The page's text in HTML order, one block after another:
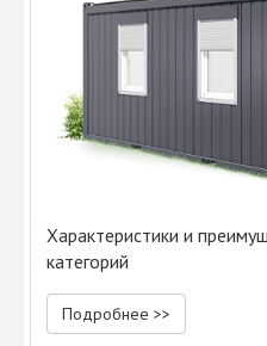
Характеристики и
категорий
Подробнее >>